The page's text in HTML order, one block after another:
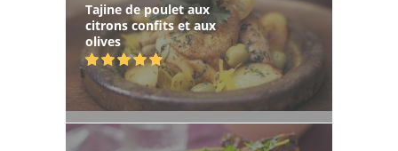
Tajine de poulet aux
citrons confits et aux
olives